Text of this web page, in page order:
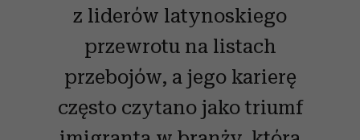
z liderów latynoskiego
przewrotu na listach
przebojów, a jego karierę
często czytano jako triumf